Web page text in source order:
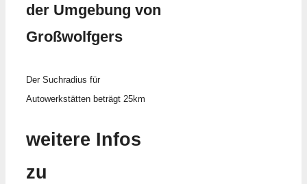
der Umgebung von
Großwolfgers
Der Suchradius für
Autowerkstätten beträgt 25km
weitere Infos
zu